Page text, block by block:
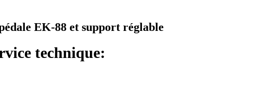
EK-88 et support réglable
technique: